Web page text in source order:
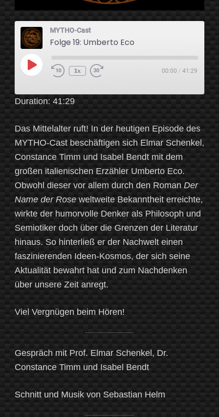
MYTHO-Cast
Folge 19: Umberto Eco
Play
Episode
1x 00:00 / 41:29
Duration: 41:29
Das Mittelalter ruft! In der heutigen Episode des
MYTHO-Cast beschäftigen sich Elmar Schenkel,
Constance Timm und Isabel Bendt mit dem
großen italienischen Erzähler Umberto Eco.
Obwohl dieser vor allem durch den Roman Der
Name der Rose weltweite Bekanntheit erreichte,
wirkte der humorvolle Denker als Philosoph und
Semiotiker doch über die Grenzen der Literatur
hinaus. So hinterließ er der Nachwelt einen
faszinierenden Ideen-Kosmos, der sich seine
Aktualität bewahrt hat und zum Nachdenken
über unsere Zeit anregt.
Viel Vergnügen beim Hören!
Gespräch mit Prof. Elmar Schenkel, Dr.
Constance Timm und Isabel Bendt
Schnitt und Musik von Sebastian Helm